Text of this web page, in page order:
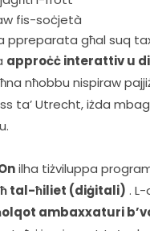
fis-soċjetà
ppreparata għal suq
approċċ interattiv u
nħobbu nispiraw
ta’ Utrecht, iżda
ilha tiżviluppa
tal-ħiliet (diġitali) .
ambaxxaturi